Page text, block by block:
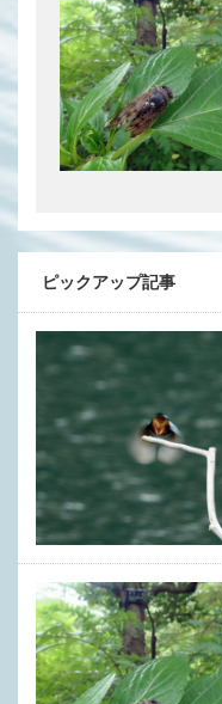
ピックアップ記事